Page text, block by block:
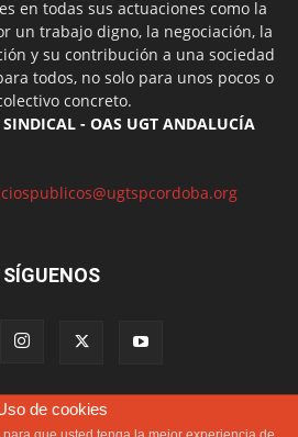
en todas sus actuaciones como la
un trabajo digno, la negociación, la
y su contribución a una sociedad
todos, no solo para unos pocos o
concreto.
- OAS UGT ANDALUCÍA
SÍGUENOS
de cookies